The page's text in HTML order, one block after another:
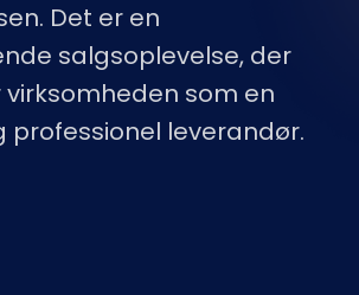
Det er en
salgsoplevelse, der
som en
professionel leverandør.